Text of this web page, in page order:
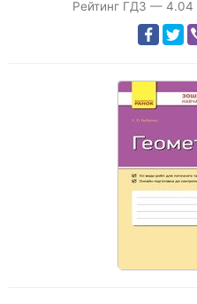
Рейтинг ГДЗ — 4.04